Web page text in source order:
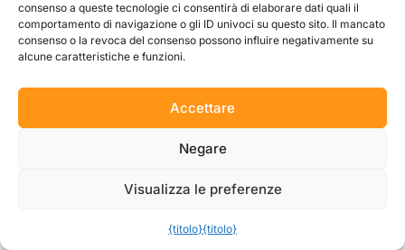
consenso a queste tecnologie ci consentirà di elaborare dati quali il
comportamento di navigazione o gli ID univoci su questo sito. Il mancato
consenso o la revoca del consenso possono influire negativamente su
alcune caratteristiche e funzioni.
Accettare
Negare
Visualizza le preferenze
{titolo}{titolo}
18 1.397
19 1.524
2.032
2.286
2.540